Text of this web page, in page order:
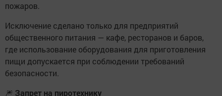
пожаров.
Исключение сделано только для предприятий
общественного питания — кафе, ресторанов и баров,
где использование оборудования для приготовления
пищи допускается при соблюдении требований
безопасности.
🎆 Запрет на пиротехнику